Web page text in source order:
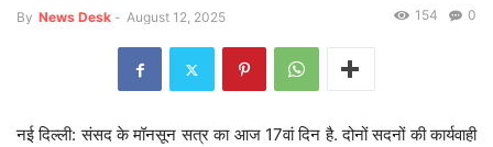
By News Desk - August 12, 2025 0
154
नई दिल्ली: संसद के मॉनसून सत्र का आज 17वां दिन है. दोनों सदनों की कार्यवाही